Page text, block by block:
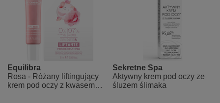
Equilibra
Rosa - Różany liftingujący
krem pod oczy z kwasem
Sekretne Spa
Aktywny krem pod oczy ze
śluzem ślimaka